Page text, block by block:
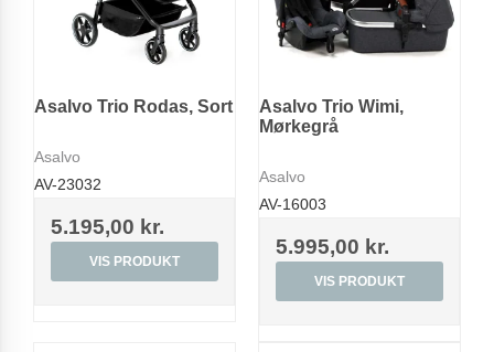
Asalvo Trio Rodas, Sort
Asalvo
AV-23032
5.195,00 kr.
VIS PRODUKT
Asalvo Trio Wimi,
Mørkegrå
Asalvo
AV-16003
5.995,00 kr.
VIS PRODUKT